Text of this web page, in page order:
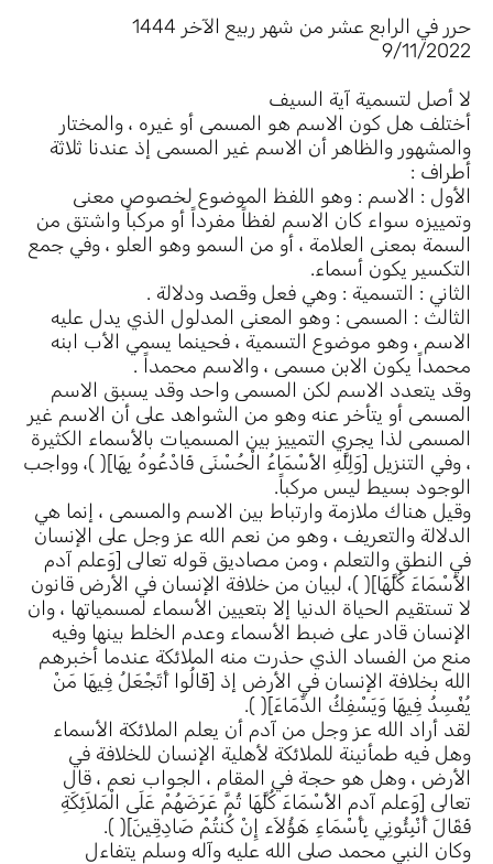
حرر في الرابع عشر من شهر ربيع الآخر 1444
9/11/2022
لا أصل لتسمية آية السيف
أختلف هل كون الاسم هو المسمى أو غيره ، والمختار
والمشهور والظاهر أن الاسم غير المسمى إذ عندنا ثلاثة
أطراف :
الأول : الاسم : وهو اللفظ الموضوع لخصوص معنى
وتمييزه سواء كان الاسم لفظاً مفرداً أو مركباً واشتق من
السمة بمعنى العلامة ، أو من السمو وهو العلو ، وفي جمع
التكسير يكون أسماء.
الثاني : التسمية : وهي فعل وقصد ودلالة .
الثالث : المسمى : وهو المعنى المدلول الذي يدل عليه
الاسم ، وهو موضوع التسمية ، فحينما يسمي الأب ابنه
محمداً يكون الابن مسمى ، والاسم محمداً .
وقد يتعدد الاسم لكن المسمى واحد وقد يسبق الاسم
المسمى أو يتأخر عنه وهو من الشواهد على أن الاسم غير
المسمى لذا يجري التمييز بين المسميات بالأسماء الكثيرة
، وفي التنزيل [وَلِلَّهِ الأَسْمَاءُ الْحُسْنَى فَادْعُوهُ بِهَا]( )، وواجب
الوجود بسيط ليس مركباً.
وقيل هناك ملازمة وارتباط بين الاسم والمسمى ، إنما هي
الدلالة والتعريف ، وهو من نعم الله عز وجل على الإنسان
في النطق والتعلم ، ومن مصاديق قوله تعالى [وَعلم آدم
الأَسْمَاءَ كُلَّهَا]( )، لبيان من خلافة الإنسان في الأرض قانون
لا تستقيم الحياة الدنيا إلا بتعيين الأسماء لمسمياتها ، وان
الإنسان قادر على ضبط الأسماء وعدم الخلط بينها وفيه
منع من الفساد الذي حذرت منه الملائكة عندما أخبرهم
الله بخلافة الإنسان في الأرض إذ [قَالُوا أَتَجْعَلُ فِيهَا مَنْ
يُفْسِدُ فِيهَا وَيَسْفِكُ الدِّمَاءَ]( ).
لقد أراد الله عز وجل من آدم أن يعلم الملائكة الأسماء
وهل فيه طمأنينة للملائكة لأهلية الإنسان للخلافة في
الأرض ، وهل هو حجة في المقام ، الجواب نعم ، قال
تعالى [وَعلم آدم الأَسْمَاءَ كُلَّهَا ثُمَّ عَرَضَهُمْ عَلَى الْمَلاَئِكَةِ
فَقَالَ أَنْبِئُونِي بِأَسْمَاءِ هَؤُلاَء إِنْ كُنتُمْ صَادِقِينَ]( ).
وكان النبي محمد صلى الله عليه وآله وسلم يتفاءل